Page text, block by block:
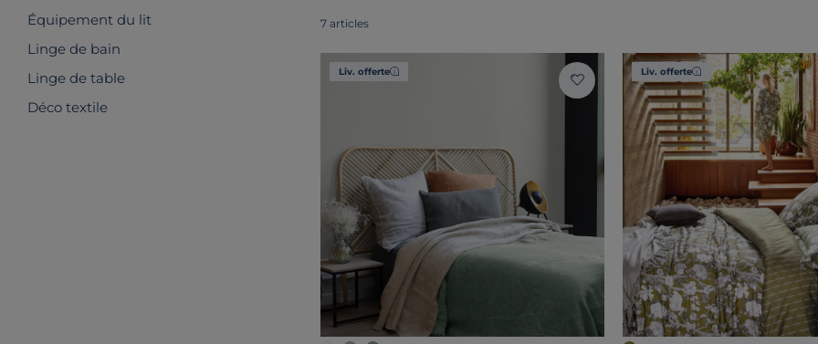
Équipement du lit
Linge de bain
Linge de table
Déco textile
7 articles
Liv. offerte Liv. offerte